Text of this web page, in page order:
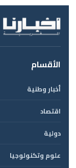
الأقسام
أخبار وطنية
اقتصاد
دولية
علوم وتكنولوجيا